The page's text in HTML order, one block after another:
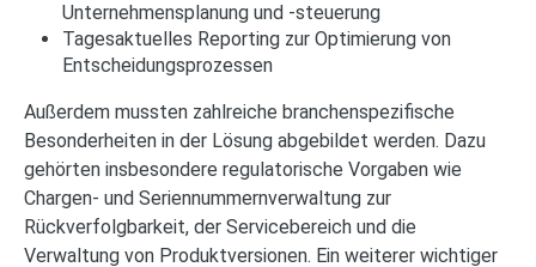
Unternehmensplanung und -steuerung
Tagesaktuelles Reporting zur Optimierung von
Entscheidungsprozessen
Außerdem mussten zahlreiche branchenspezifische
Besonderheiten in der Lösung abgebildet werden. Dazu
gehörten insbesondere regulatorische Vorgaben wie
Chargen- und Seriennummernverwaltung zur
Rückverfolgbarkeit, der Servicebereich und die
Verwaltung von Produktversionen. Ein weiterer wichtiger